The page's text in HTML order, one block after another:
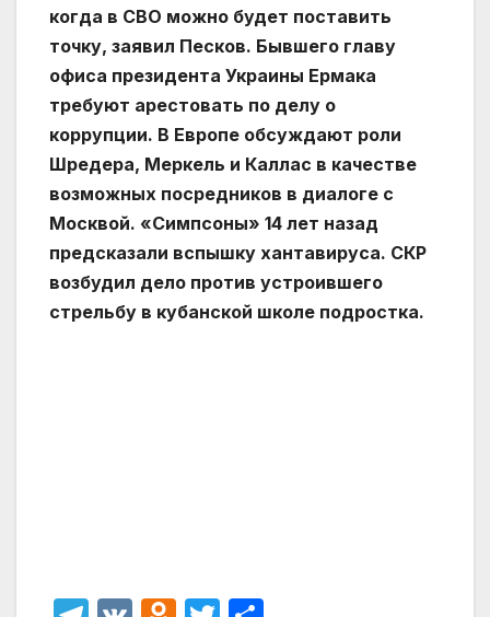
когда в СВО можно будет поставить
точку, заявил Песков. Бывшего главу
офиса президента Украины Ермака
требуют арестовать по делу о
коррупции. В Европе обсуждают роли
Шредера, Меркель и Каллас в качестве
возможных посредников в диалоге с
Москвой. «Симпсоны» 14 лет назад
предсказали вспышку хантавируса. СКР
возбудил дело против устроившего
стрельбу в кубанской школе подростка.